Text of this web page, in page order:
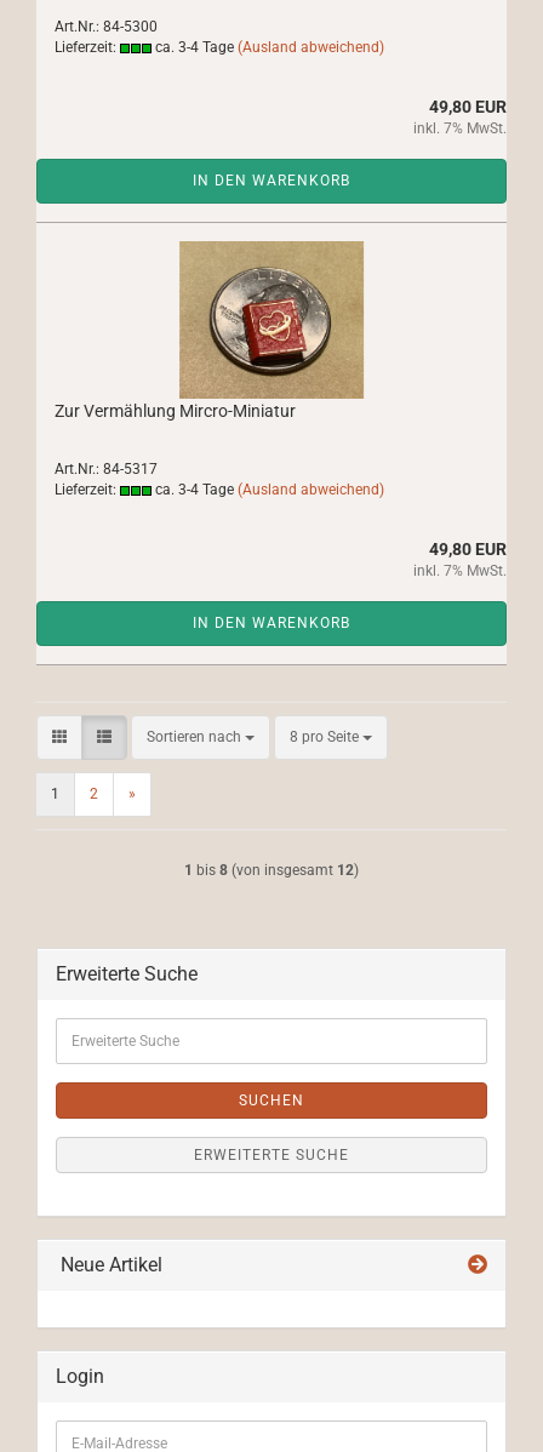
Art.Nr.: 84-5300
Lieferzeit:
ca. 3-4 Tage (Ausland abweichend)
49,80 EUR
inkl. 7% MwSt.
IN DEN WARENKORB
Zur Vermählung Mircro-Miniatur
Art.Nr.: 84-5317
Lieferzeit:
ca. 3-4 Tage (Ausland abweichend)
49,80 EUR
inkl. 7% MwSt.
IN DEN WARENKORB
Sortieren nach
Sortieren nach 8 pro Seite
pro Seite
1 2 »
1 bis 8 (von insgesamt 12)
Erweiterte Suche
Suche
SUCHEN
ERWEITERTE SUCHE
Neue Artikel
Login
E-